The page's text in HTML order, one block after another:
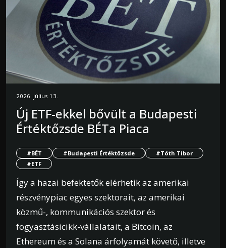
2026. július 13.
Új ETF-ekkel bővült a Budapesti
Értéktőzsde BÉTa Piaca
#BÉT #Budapesti Értéktőzsde
#Tóth Tibor
#ETF
Így a hazai befektetők elérhetik az amerikai
részvénypiac egyes szektorait, az amerikai
közmű-, kommunikációs szektor és
fogyasztásicikk-vállalatait, a Bitcoin, az
Ethereum és a Solana árfolyamát követő, illetve